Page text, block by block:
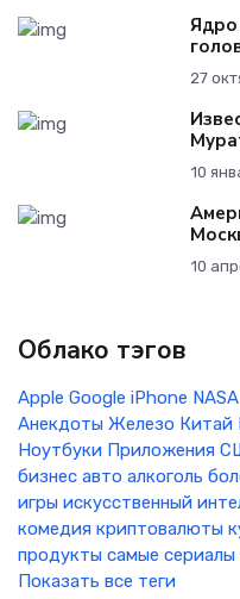
Ядро
27
10
10
Облако тэгов
Apple Google iPhone NASA
Анекдоты Железо Китай
Ноутбуки Приложения
бизнес авто алкоголь
игры искусственный
комедия криптовалюты
продукты самые сериалы
Показать все теги